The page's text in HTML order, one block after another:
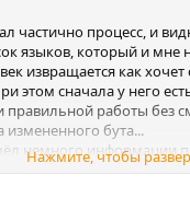
частично процесс, и
языков, который и мне
извращается как
этом сначала у него
правильной работы
измененного бута...
немного информации
есть ли возможность
Нажмите, чтобы